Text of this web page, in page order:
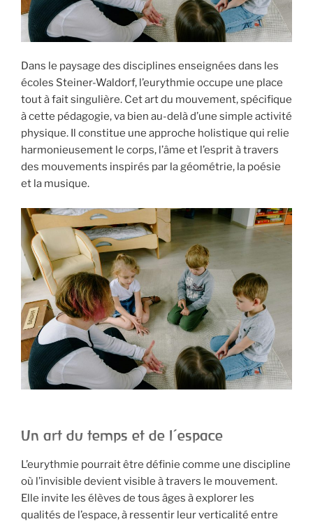
Dans le paysage des disciplines enseignées dans les
écoles Steiner-Waldorf, l’eurythmie occupe une place
tout à fait singulière. Cet art du mouvement, spécifique
à cette pédagogie, va bien au-delà d’une simple activité
physique. Il constitue une approche holistique qui relie
harmonieusement le corps, l’âme et l’esprit à travers
des mouvements inspirés par la géométrie, la poésie
et la musique.
Un art du temps et de l’espace
L’eurythmie pourrait être définie comme une discipline
où l’invisible devient visible à travers le mouvement.
Elle invite les élèves de tous âges à explorer les
qualités de l’espace, à ressentir leur verticalité entre